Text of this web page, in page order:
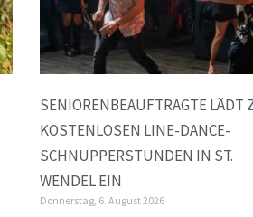
SENIORENBEAUFTRAGTE LÄDT
KOSTENLOSEN LINE-DANCE-
SCHNUPPERSTUNDEN IN ST.
WENDEL EIN
Donnerstag, 6. August 2026